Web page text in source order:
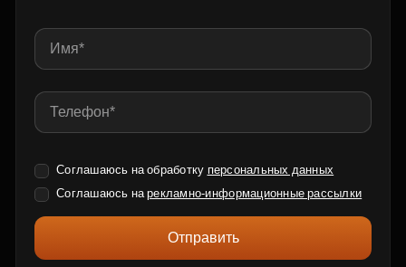
Соглашаюсь на обработку персональных данных
Соглашаюсь нарекламно-информационные рассылки
Отправить